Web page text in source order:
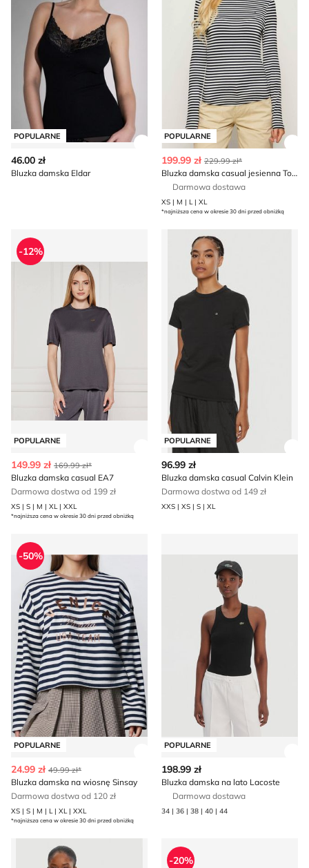
POPULARNE
Zobacz szczegóły produktu
46.00 zł
Bluzka damska Eldar
POPULARNE
199.99 zł 229.99 zł*
Bluzka damska casual jesienna Tommy Hilfiger
Darmowa dostawa
XS | M | L | XL
*najniższa cena w okresie 30 dni przed obniżką
Bluzka damska casual EA7
POPULARNE
-12%
Zobacz szczegóły produktu
149.99 zł 169.99 zł*
Bluzka damska casual EA7
Darmowa dostwa od 199 zł
XS | S | M | XL | XXL
*najniższa cena w okresie 30 dni przed obniżką
Bluzka damska casual
POPULARNE
96.99 zł
Bluzka damska casual Calvin Klein
Darmowa dostwa od 149 zł
XXS | XS | S | XL
Bluzka damska na wiosnę Sinsay
POPULARNE
-50%
24.99 zł 49.99 zł*
Bluzka damska na wiosnę Sinsay
Darmowa dostwa od 120 zł
XS | S | M | L | XL | XXL
*najniższa cena w okresie 30 dni przed obniżką
POPULARNE
198.99 zł
Bluzka damska na lato Lacoste
Darmowa dostawa
34 | 36 | 38 | 40 | 44
Juicy Couture - Bluzka damska młodzieżowaBluzka damska casual na
-20%